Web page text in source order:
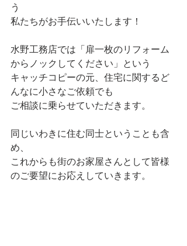
う
私たちがお手伝いいたします！
水野工務店では「扉一枚のリフォーム
からノックしてください」という
キャッチコピーの元、住宅に関するど
んなに小さなご依頼でも
ご相談に乗らせていただきます。
同じいわきに住む同士ということも含
め、
これからも街のお家屋さんとして皆様
のご要望にお応えしていきます。